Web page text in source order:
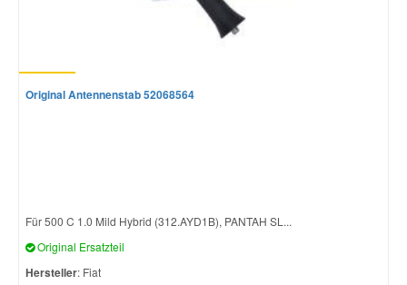
Original Antennenstab 52068564
Für 500 C 1.0 Mild Hybrid (312.AYD1B), PANTAH SL...
Original Ersatzteil
Hersteller: Fiat